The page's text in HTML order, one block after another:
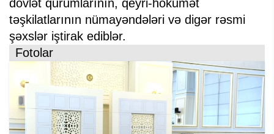
dövlət qurumlarının, qeyri-hökumət
təşkilatlarının nümayəndələri və digər rəsmi
şəxslər iştirak ediblər.
Fotolar